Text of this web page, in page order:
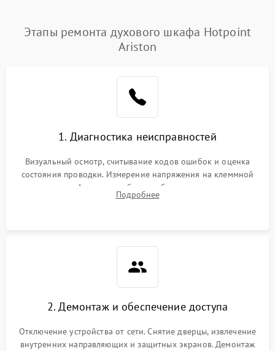
Этапы ремонта духового шкафа Hotpoint
Ariston
1. Диагностика неисправностей
Визуальный осмотр, считывание кодов ошибок и оценка
состояния проводки. Измерение напряжения на клеммной
колодке. Анализ жалоб на проблемы с нагревом,
конвекцией, панелью управления или блокировкой дверцы.
Подробнее
2. Демонтаж и обеспечение доступа
Отключение устройства от сети. Снятие дверцы, извлечение
внутренних направляющих и защитных экранов. Демонтаж